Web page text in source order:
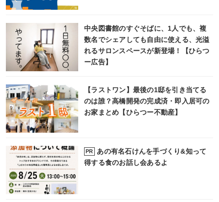
中央図書館のすぐそばに、1人でも、複
数名でシェアしても自由に使える、光溢
れるサロンスペースが新登場！【ひらつ
ー広告】
【ラストワン】最後の1邸を引き当てる
のは誰？高橋開発の完成済・即入居可の
お家まとめ【ひらつー不動産】
PR
あの有名石けんを手づくり&知って
得する食のお話し会あるよ